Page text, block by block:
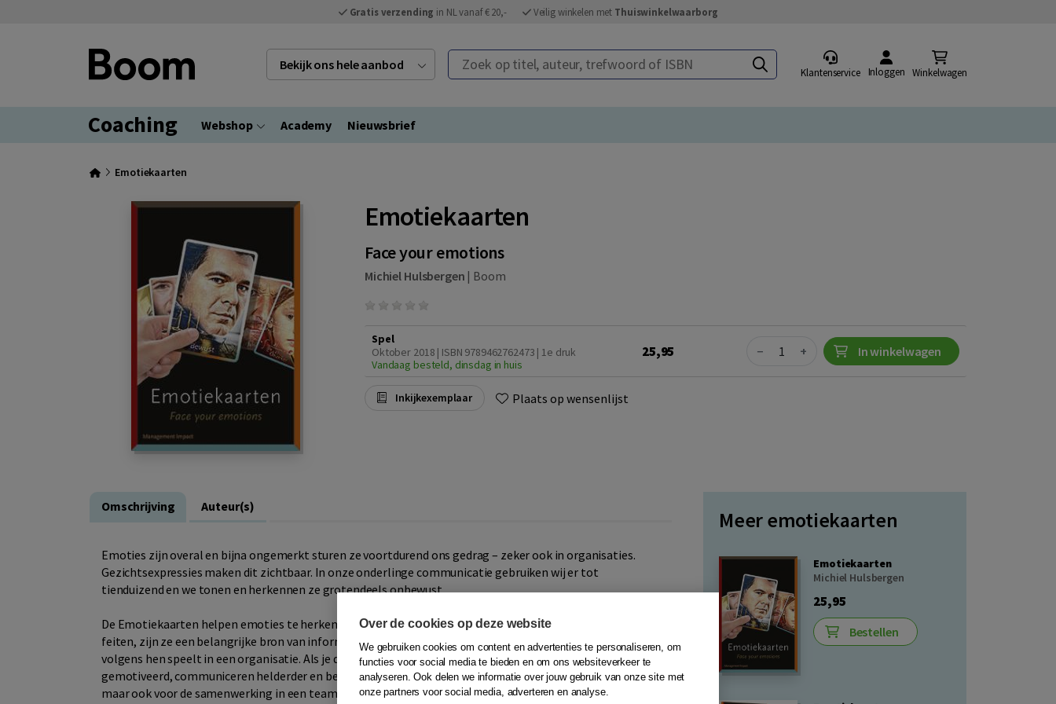
Gratis verzending in NL vanaf € 20,- Veilig winkelen met Thuiswinkelwaarborg
Bekijk ons hele aanbod Zoek op titel, auteur, trefwoord of ISBN
Klantenservice Inloggen Winkelwagen
Coaching Webshop Academy Nieuwsbrief
Emotiekaarten
Emotiekaarten
Face your emotions
Michiel Hulsbergen | Boom
Spel
Oktober 2018 | ISBN 9789462762473 | 1e druk
Vandaag besteld, dinsdag in huis
25,95 Quantity
− + In winkelwagen
Inkijkexemplaar Plaats op wensenlijst
Omschrijving Auteur(s)
Emoties zijn overal en bijna ongemerkt sturen ze voortdurend ons gedrag – zeker ook in organisaties.
Gezichtsexpressies maken dit zichtbaar. In onze onderlinge communicatie gebruiken wij er tot
tienduizend en we tonen en herkennen ze grotendeels onbewust.
De Emotiekaarten helpen emoties te herkennen en benutten. Hoewel emoties niet altijd verwijzen naar
feiten, zijn ze een belangrijke bron van informatie. Emoties laten zien wat mensen beweegt, en wat er
volgens hen speelt in een organisatie. Als je dat helder krijgt, gaat de energie stromen. Mensen worden
gemotiveerd, communiceren helderder en bereiken wat ze willen. Dit geldt niet alleen voor individuen,
maar ook voor de samenwerking in een team of de organisatie als geheel.
Meer emotiekaarten
Emotiekaarten
Michiel Hulsbergen
25,95
Bestellen
Over de cookies op deze website
We gebruiken cookies om content en advertenties te personaliseren, om
functies voor social media te bieden en om ons websiteverkeer te
analyseren. Ook delen we informatie over jouw gebruik van onze site met
onze partners voor social media, adverteren en analyse.